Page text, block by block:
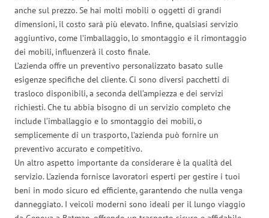
anche sul prezzo. Se hai molti mobili o oggetti di grandi
dimensioni, il costo sarà più elevato. Infine, qualsiasi servizio
aggiuntivo, come l’imballaggio, lo smontaggio e il rimontaggio
dei mobili, influenzerà il costo finale.
L’azienda offre un preventivo personalizzato basato sulle
esigenze specifiche del cliente. Ci sono diversi pacchetti di
trasloco disponibili, a seconda dell’ampiezza e dei servizi
richiesti. Che tu abbia bisogno di un servizio completo che
include l’imballaggio e lo smontaggio dei mobili, o
semplicemente di un trasporto, l’azienda può fornire un
preventivo accurato e competitivo.
Un altro aspetto importante da considerare è la qualità del
servizio. L’azienda fornisce lavoratori esperti per gestire i tuoi
beni in modo sicuro ed efficiente, garantendo che nulla venga
danneggiato. I veicoli moderni sono ideali per il lungo viaggio